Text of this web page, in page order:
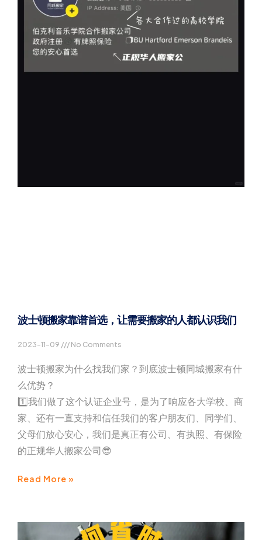
波士顿搬家靠谱首选，让需要搬家的人都认识我们
2023-11-09 No Comments
波士顿搬家为什么找我们家？到底波士顿同城搬家有什
么优势？
1️⃣我们做了这个认证企业号，是为了响应各大学校、商
家、还有一直支持和信任我们的客户朋友们、同学们、
父母们放心安心，我们是真正有公司、有执照、有保险
的正规华人搬家公司😎
Read More »